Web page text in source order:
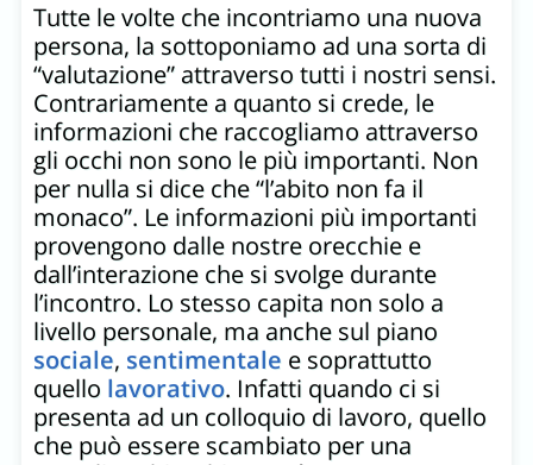
Tutte le volte che incontriamo una nuova
persona, la sottoponiamo ad una sorta di
“valutazione” attraverso tutti i nostri sensi.
Contrariamente a quanto si crede, le
informazioni che raccogliamo attraverso
gli occhi non sono le più importanti. Non
per nulla si dice che “l’abito non fa il
monaco”. Le informazioni più importanti
provengono dalle nostre orecchie e
dall’interazione che si svolge durante
l’incontro. Lo stesso capita non solo a
livello personale, ma anche sul piano
sociale, sentimentale e soprattutto
quello lavorativo. Infatti quando ci si
presenta ad un colloquio di lavoro, quello
che può essere scambiato per una